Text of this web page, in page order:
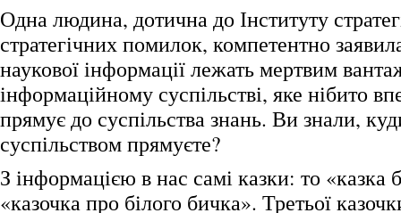
Одна людина, дотична до Інституту
стратегічних помилок, компетентно
наукової інформації лежать мертвим
інформаційному суспільстві, яке нібито
прямує до суспільства знань. Ви знали,
суспільством прямуєте?
З інформацією в нас самі казки: то «казка
«казочка про білого бичка». Третьої